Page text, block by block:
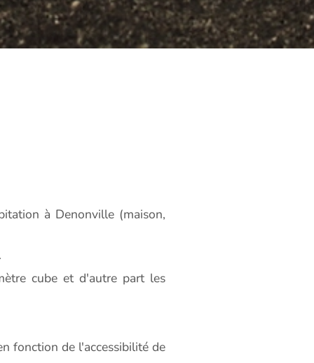
à Denonville (maison,
cube et d'autre part les
fonction de l'accessibilité de